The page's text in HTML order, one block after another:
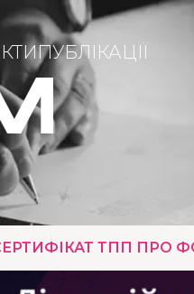
ПУБЛІКАЦІЇ
ТПП ПРО